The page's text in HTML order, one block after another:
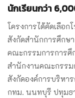
นักเรียนกว่า
โครงการได้คัดเลือก
สังกัดสำนักการศึกษ
คณะกรรมการการศึ
สำนักงานคณะกรรม
สังกัดองค์การบริหา
กทม. นนทบุรี ปทุมธ